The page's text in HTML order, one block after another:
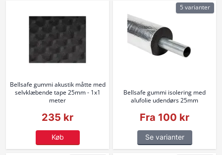
Bellsafe gummi akustik måtte med
selvklæbende tape 25mm - 1x1
meter
235 kr
Køb
Bellsafe gummi isolering med
alufolie udendørs 25mm
Fra 100 kr
Se varianter
5 varianter